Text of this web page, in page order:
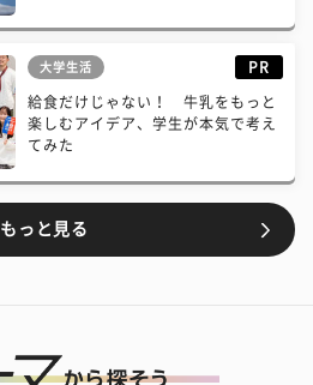
大学生活 PR
給食だけじゃない！ 牛乳をもっと
楽しむアイデア、学生が本気で考え
てみた
もっと見る